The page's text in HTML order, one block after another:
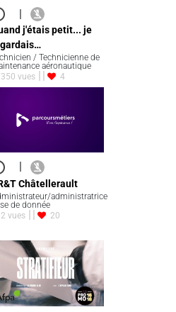
|
j'étais petit... je
/ Technicienne de
aéronautique
vues
4
Châtellerault
administratrice
de donnée
vues
20